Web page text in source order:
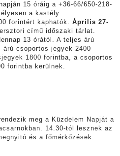
15 óráig a +36-66/650-218-
a kastély
forintért kaphatók. Április 27-
című időszaki tárlat.
13 órától. A teljes árú
csoportos jegyek 2400
1800 forintba, a csoportos
forintba kerülnek.
meg a Küzdelem Napját a
14.30-tól lesznek az
és a főmérkőzések.